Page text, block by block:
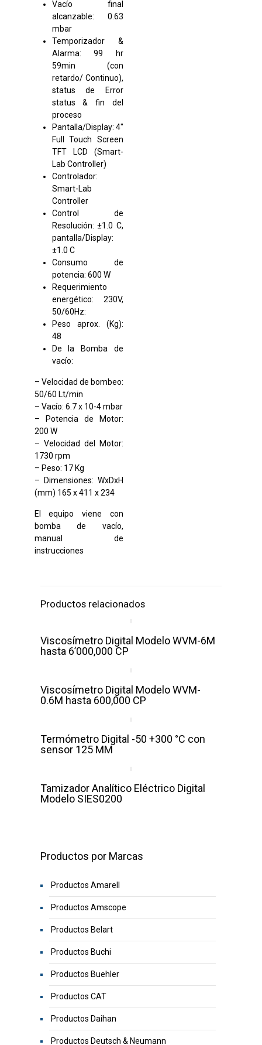
Vacío final
alcanzable: 0.63
mbar
Temporizador &
Alarma: 99 hr
59min (con
retardo/ Continuo),
status de Error
status & fin del
proceso
Pantalla/Display: 4″
Full Touch Screen
TFT LCD (Smart-
Lab Controller)
Controlador:
Smart-Lab
Controller
Control de
Resolución: ±1.0 C,
pantalla/Display:
±1.0 C
Consumo de
potencia: 600 W
Requerimiento
energético: 230V,
50/60Hz:
Peso aprox. (Kg):
48
De la Bomba de
vacío:
– Velocidad de bombeo:
50/60 Lt/min
– Vacío: 6.7 x 10-4 mbar
– Potencia de Motor:
200 W
– Velocidad del Motor:
1730 rpm
– Peso: 17 Kg
– Dimensiones: WxDxH
(mm) 165 x 411 x 234
El equipo viene con
bomba de vacío,
manual de
instrucciones
Productos relacionados
Viscosímetro Digital Modelo WVM-6M
hasta 6’000,000 CP
Viscosímetro Digital Modelo WVM-
0.6M hasta 600,000 CP
Termómetro Digital -50 +300 °C con
sensor 125 MM
Tamizador Analítico Eléctrico Digital
Modelo SIES0200
Productos por Marcas
Productos Amarell
Productos Amscope
Productos Belart
Productos Buchi
Productos Buehler
Productos CAT
Productos Daihan
Productos Deutsch & Neumann